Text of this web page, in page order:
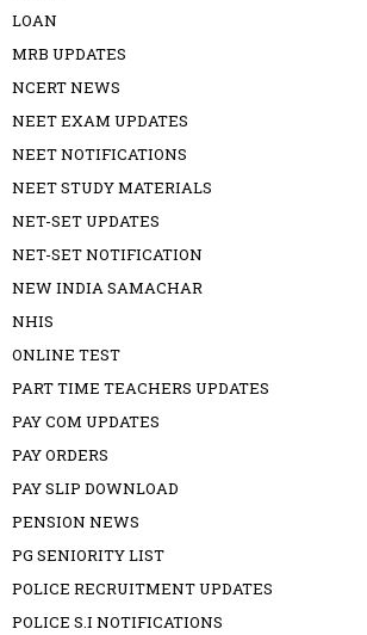
LOAN
MRB UPDATES
NCERT NEWS
NEET EXAM UPDATES
NEET NOTIFICATIONS
NEET STUDY MATERIALS
NET-SET UPDATES
NET-SET NOTIFICATION
NEW INDIA SAMACHAR
NHIS
ONLINE TEST
PART TIME TEACHERS UPDATES
PAY COM UPDATES
PAY ORDERS
PAY SLIP DOWNLOAD
PENSION NEWS
PG SENIORITY LIST
POLICE RECRUITMENT UPDATES
POLICE S.I NOTIFICATIONS